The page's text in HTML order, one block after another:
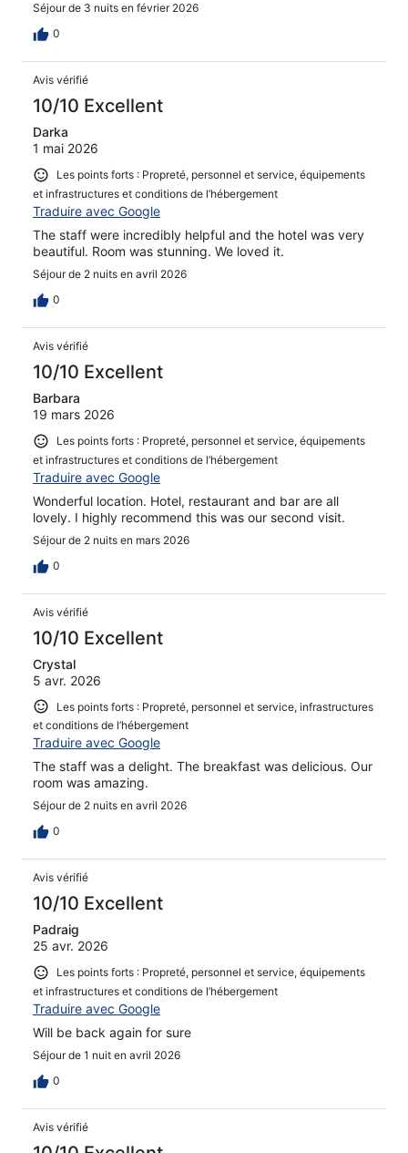
Séjour de 3 nuits en février 2026
0
Avis vérifié
10/10 Excellent
Darka
1 mai 2026
Les points forts : Propreté, personnel et service, équipements
et infrastructures et conditions de l’hébergement
Traduire avec Google
The staff were incredibly helpful and the hotel was very
beautiful. Room was stunning. We loved it.
Séjour de 2 nuits en avril 2026
0
Avis vérifié
10/10 Excellent
Barbara
19 mars 2026
Les points forts : Propreté, personnel et service, équipements
et infrastructures et conditions de l’hébergement
Traduire avec Google
Wonderful location. Hotel, restaurant and bar are all
lovely. I highly recommend this was our second visit.
Séjour de 2 nuits en mars 2026
0
Avis vérifié
10/10 Excellent
Crystal
5 avr. 2026
Les points forts : Propreté, personnel et service, infrastructures
et conditions de l’hébergement
Traduire avec Google
The staff was a delight. The breakfast was delicious. Our
room was amazing.
Séjour de 2 nuits en avril 2026
0
Avis vérifié
10/10 Excellent
Padraig
25 avr. 2026
Les points forts : Propreté, personnel et service, équipements
et infrastructures et conditions de l’hébergement
Traduire avec Google
Will be back again for sure
Séjour de 1 nuit en avril 2026
0
Avis vérifié